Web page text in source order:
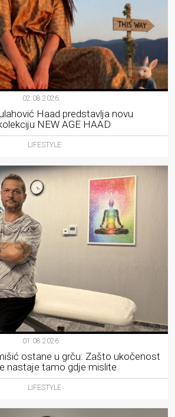
02.08.2026.
Haad predstavlja novu
NEW AGE HAAD
LIFESTYLE
01.08.2026.
ostane u grču: Zašto ukočenost
nastaje tamo gdje mislite
LIFESTYLE